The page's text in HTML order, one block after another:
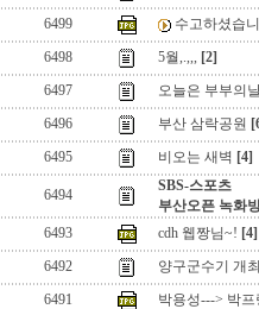
6499
수고하셨습
6498
5월,.,,, [2]
6497
오늘은 부부의
6496
부산 삼락공원
6495
비오는 새벽 [4]
6494
SBS-스포츠
부산오픈 녹화
6493
cdh 웹짱님~! [4]
6492
양구군수기 개
6491
박용성---> 박프